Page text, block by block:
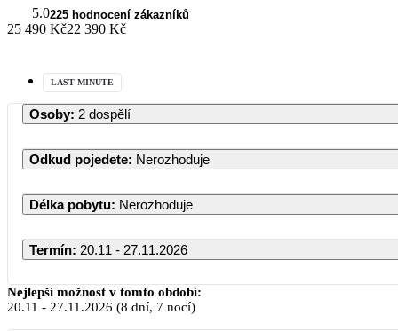
5.0225 hodnocení zákazníků
25 490 Kč22 390 Kč
LAST MINUTE
Osoby: 2 dospělí
Odkud pojedete: Nerozhoduje
Délka pobytu: Nerozhoduje
Termín: 20.11 - 27.11.2026
Nejlepší možnost v tomto období:
20.11 - 27.11.2026 (8 dní, 7 nocí)